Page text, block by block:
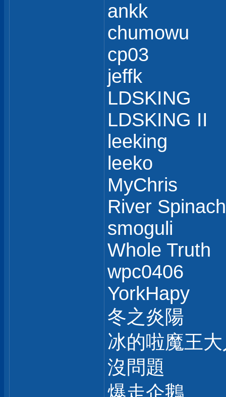
ankk
chumowu
cp03
jeffk
LDSKING
LDSKING II
leeking
leeko
MyChris
River Spinach
smoguli
Whole Truth
wpc0406
YorkHapy
冬之炎陽
冰的啦魔王
沒問題
爆走企鵝